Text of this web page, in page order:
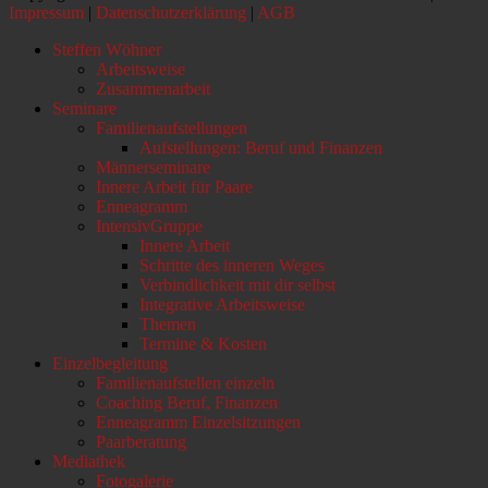
Impressum | Datenschutzerklärung | AGB
oben
Steffen Wöhner
Arbeitsweise
Zusammenarbeit
Seminare
Familienaufstellungen
Aufstellungen: Beruf und Finanzen
Männerseminare
Innere Arbeit für Paare
Enneagramm
IntensivGruppe
Innere Arbeit
Schritte des inneren Weges
Verbindlichkeit mit dir selbst
Integrative Arbeitsweise
Themen
Termine & Kosten
Einzelbegleitung
Familienaufstellen einzeln
Coaching Beruf, Finanzen
Enneagramm Einzelsitzungen
Paarberatung
Mediathek
Fotogalerie